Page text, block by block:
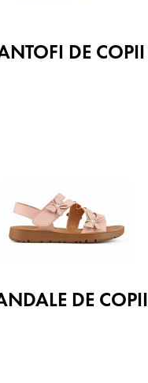
DE COPII
DE COPII